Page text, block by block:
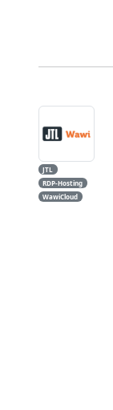
JTL
RDP-Hosting
WawiCloud